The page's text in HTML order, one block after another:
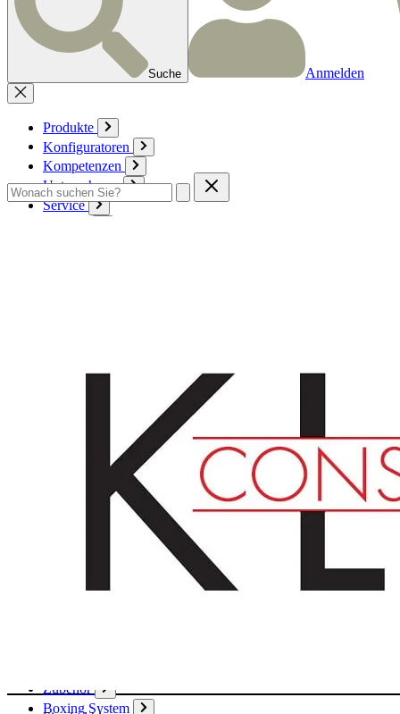
Suche Anmelden
Produkte
Konfiguratoren
Kompetenzen
Unternehmen
Service
Zubehör
Boxing System